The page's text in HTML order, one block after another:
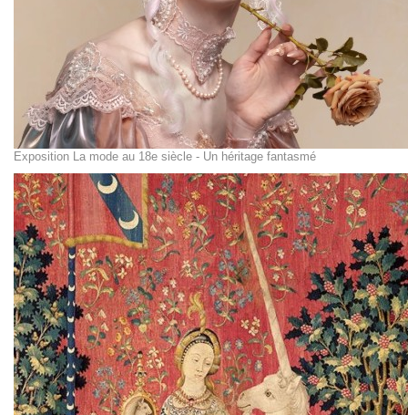
Exposition La mode au 18e siècle - Un héritage fantasmé